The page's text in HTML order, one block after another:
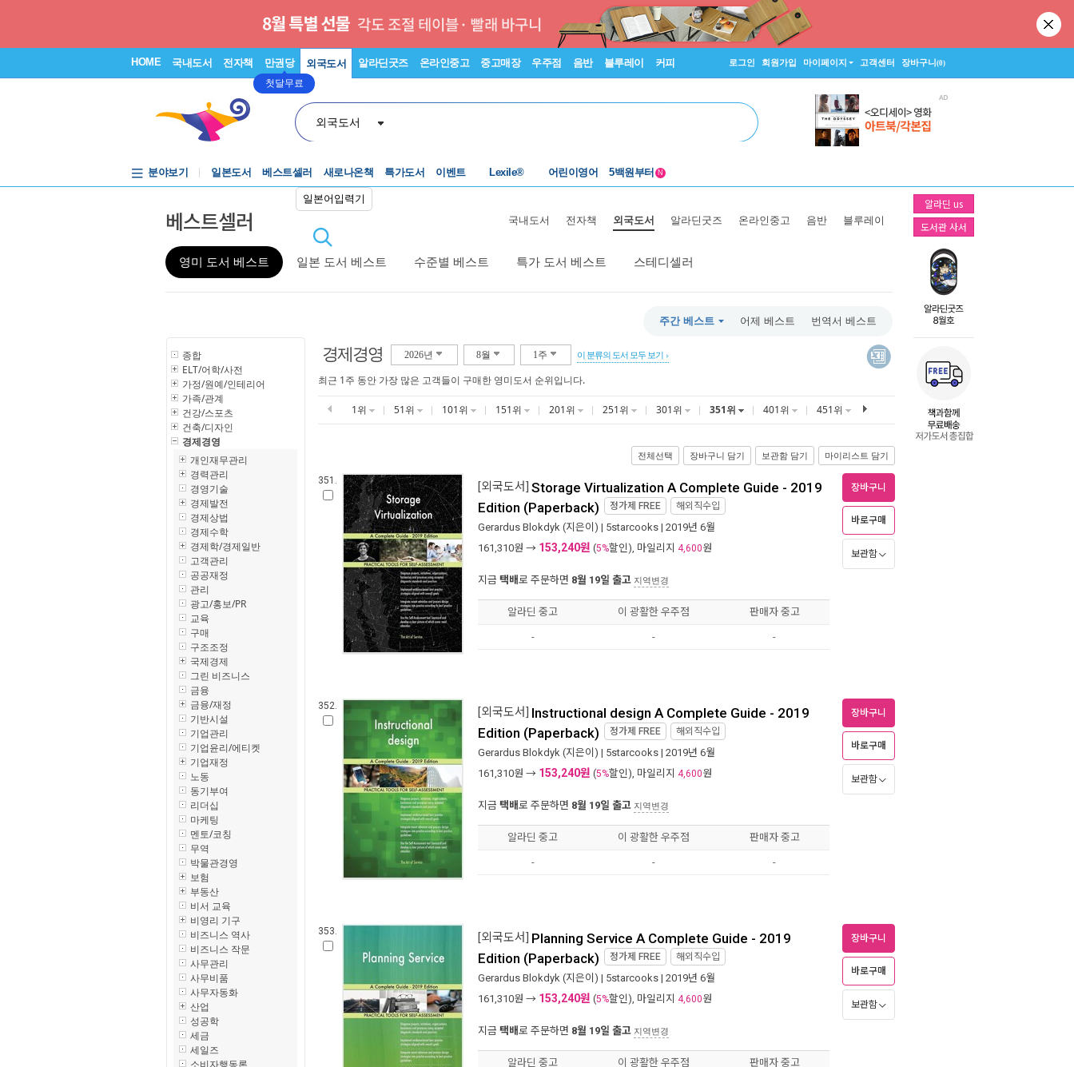
HOME 국내도서 전자책 만권당
첫달무료
외국도서 알라딘굿즈 온라인중고 중고매장 우주점 음반 블루레이 커피 로그인 회원가입 마이페이지 고객센터 장바구니(0)
외국도서
일본어입력기
분야보기 일본도서 베스트셀러 새로나온책 특가도서 이벤트
Lexile®
어린이영어
5백원부터
N
알라딘 us
도서관 사서
베스트셀러 국내도서 전자책 외국도서 알라딘굿즈 온라인중고 음반 블루레이
영미 도서 베스트 일본 도서 베스트 수준별 베스트 특가 도서 베스트 스테디셀러
주간 베스트 어제 베스트 번역서 베스트
종합
ELT/어학/사전
가정/원예/인테리어
가족/관계
건강/스포츠
건축/디자인
경제경영
개인재무관리
경력관리
경영기술
경제발전
경제상법
경제수학
경제학/경제일반
고객관리
공공재정
관리
광고/홍보/PR
교육
구매
구조조정
국제경제
그린 비즈니스
금융
금융/재정
기반시설
기업관리
기업윤리/에티켓
기업재정
노동
동기부여
리더십
마케팅
멘토/코칭
무역
박물관경영
보험
부동산
비서 교육
비영리 기구
비즈니스 역사
비즈니스 작문
사무관리
사무비품
사무자동화
산업
성공학
세금
세일즈
소비자행동론
경제경영 2026년 8월 1주 이 분류의 도서 모두 보기
최근 1주 동안 가장 많은 고객들이 구매한 영미도서 순위입니다.
1위 51위 101위 151위 201위 251위 301위 351위 401위 451위
전체선택 장바구니 담기 보관함 담기 마이리스트 담기
351. [외국도서] Storage Virtualization A Complete Guide - 2019
Edition (Paperback) 정가제 FREE 해외직수입
Gerardus Blokdyk (지은이) | 5starcooks | 2019년 6월
161,310원 → 153,240원 (5%할인), 마일리지 4,600원
지금 택배로 주문하면 8월 19일 출고 지역변경
장바구니
바로구매
보관함
알라딘 중고 이 광활한 우주점 판매자 중고
- - -
352. [외국도서] Instructional design A Complete Guide - 2019
Edition (Paperback) 정가제 FREE 해외직수입
Gerardus Blokdyk (지은이) | 5starcooks | 2019년 6월
161,310원 → 153,240원 (5%할인), 마일리지 4,600원
지금 택배로 주문하면 8월 19일 출고 지역변경
장바구니
바로구매
보관함
알라딘 중고 이 광활한 우주점 판매자 중고
- - -
353. [외국도서] Planning Service A Complete Guide - 2019
Edition (Paperback) 정가제 FREE 해외직수입
Gerardus Blokdyk (지은이) | 5starcooks | 2019년 6월
161,310원 → 153,240원 (5%할인), 마일리지 4,600원
지금 택배로 주문하면 8월 19일 출고 지역변경
장바구니
바로구매
보관함
알라딘 중고 이 광활한 우주점 판매자 중고